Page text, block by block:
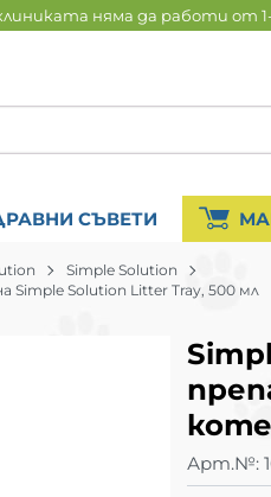
няма да работи от
СЪВЕТИ
Simple Solution
Solution Litter Tray, 500 мл
Арт.№: